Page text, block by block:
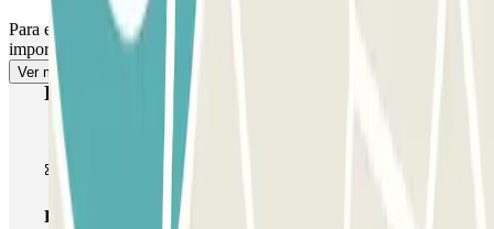
Para el acceso peatonal, consulta nuestro apartado de "Información
importante".
Ver más
Productos de Parclick
Pase básico